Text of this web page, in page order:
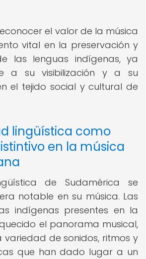
el valor de la música
vital en la preservación y
las lenguas indígenas, ya
a su visibilización y a su
el tejido social y cultural de
lingüística como
en la música
de Sudamérica se
notable en su música. Las
indígenas presentes en la
el panorama musical,
de sonidos, ritmos y
que han dado lugar a un